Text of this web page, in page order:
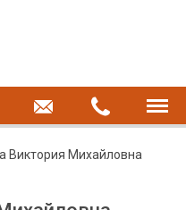
Виктория Михайловна